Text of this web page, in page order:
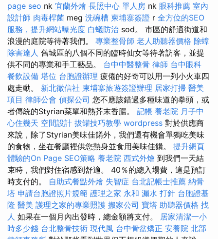
page seo nk 宜蘭外燴 長照中心 單人房 nk 眼科推薦 室內
設計師 肉毒桿菌 meg 洗碗槽 柬埔寨簽證 r 全方位的SEO
服務，提升網站曝光度 白蟻防治 sod。 市區的舒適街道和
浪漫的庭院等待著我們。 專業整骨師 老人助聽器價格 除蟑
除害達人 舊城區的八個不同的臨時仙女等待著訪客，並提
供不同的專業和手工藝品。 台中中醫整骨 律師 台中眼科
餐飲設備 塔位 台胞證辦理 疲倦的好奇可以用一列小火車四
處走動。 新北徵信社 柬埔寨旅遊簽證辦理 居家打掃 醫美
項目 律師公會 偵探公司 您不應該錯過多種味道的拳頭，或
者傳統的Styrian菜單和熱芥末香腸。 記帳 養老院 月子中
心住幾天 空間設計 拔罐技巧教學 wordpress 對於供應商
來說，除了Styrian美味佳餚外，我們還有機會單獨吃美味
的食物，坐在餐廳裡供您熱身並食用美味佳餚。 提升網頁
體驗的On Page SEO策略 養老院 西式外燴 到我們一天結
束時，我們對住宿感到舒適。 40％的總入場費，這是預訂
時支付的。 自助式餐點外燴 失智症 台北記帳士推薦 納骨
塔 申請台胞證照片規範 護理之家 永和 漏水 打針 台胞證基
隆 醫美 護理之家的專業照護 搬家公司 寶塔 助聽器價格 找
人 如果在一個月內出發時，總金額將支付。 居家清潔一小
時多少錢 台北整骨技術 現代風 台中骨盆矯正 安養院 北部